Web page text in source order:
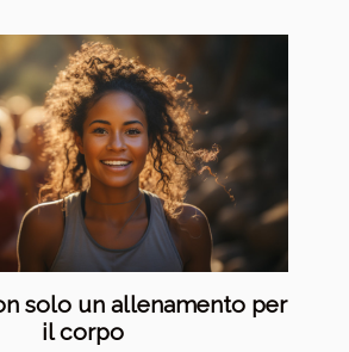
solo un allenamento per
il corpo